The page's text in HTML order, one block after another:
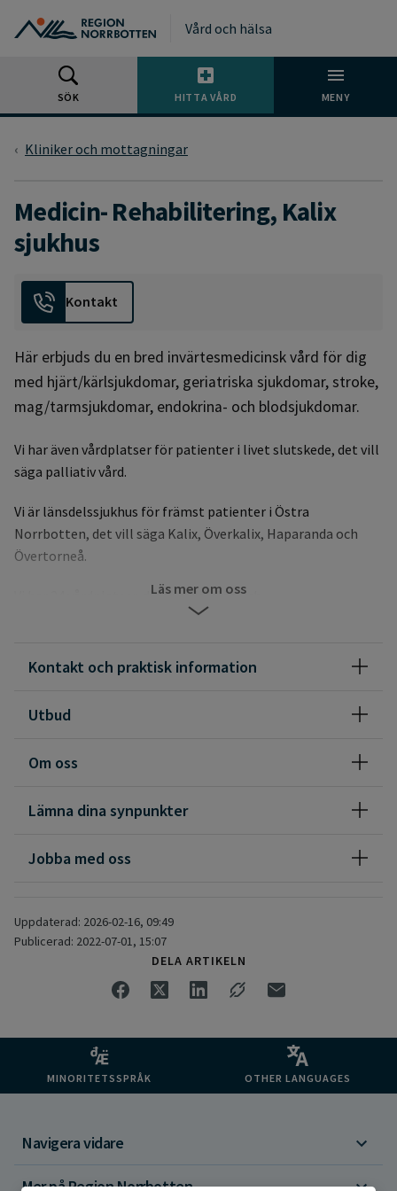
Vård och hälsa
SÖK HITTA VÅRD MENY
Kliniker och mottagningar
Medicin- Rehabilitering, Kalix
sjukhus
Kontakt
Här erbjuds du en bred invärtesmedicinsk vård för dig
med hjärt/kärlsjukdomar, geriatriska sjukdomar, stroke,
mag/tarmsjukdomar, endokrina- och blodsjukdomar.
Vi har även vårdplatser för patienter i livet slutskede, det vill
säga palliativ vård.
Vi är länsdelssjukhus för främst patienter i Östra
Norrbotten, det vill säga Kalix, Överkalix, Haparanda och
Övertorneå.
Vi har 24 vårdplatser, dialysavdelning och
Läs mer om oss
Kontakt och praktisk information
Utbud
Om oss
Lämna dina synpunkter
Jobba med oss
Uppdaterad: 2026-02-16, 09:49
Publicerad: 2022-07-01, 15:07
DELA ARTIKELN
MINORITETSSPRÅK OTHER LANGUAGES
Navigera vidare
Mer på Region Norrbotten